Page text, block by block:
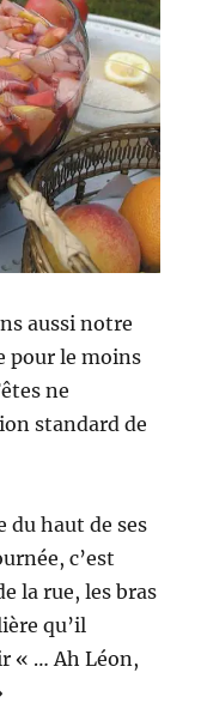
aussi notre
pour le moins
ne
standard de
du haut de ses
c’est
la rue, les bras
qu’il
« … Ah Léon,